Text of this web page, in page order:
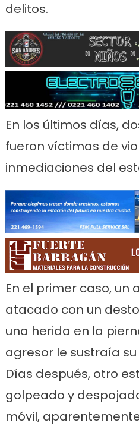
delitos.
En los últimos días,
fueron víctimas de
inmediaciones del
En el primer caso, un
atacado con un
una herida en la
agresor le sustraía
Días después, otro
golpeado y
móvil,